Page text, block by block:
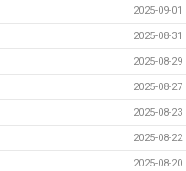
2025-09-01
2025-08-31
2025-08-29
2025-08-27
2025-08-23
2025-08-22
2025-08-20